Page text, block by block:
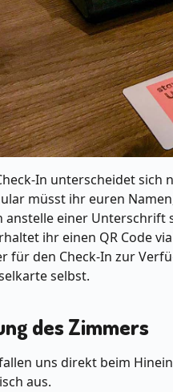
In unterscheidet
müsst ihr euren
anstelle einer
ihr einen QR Code
für den Check-In zur
selbst.
des Zimmers
uns direkt beim
aus.